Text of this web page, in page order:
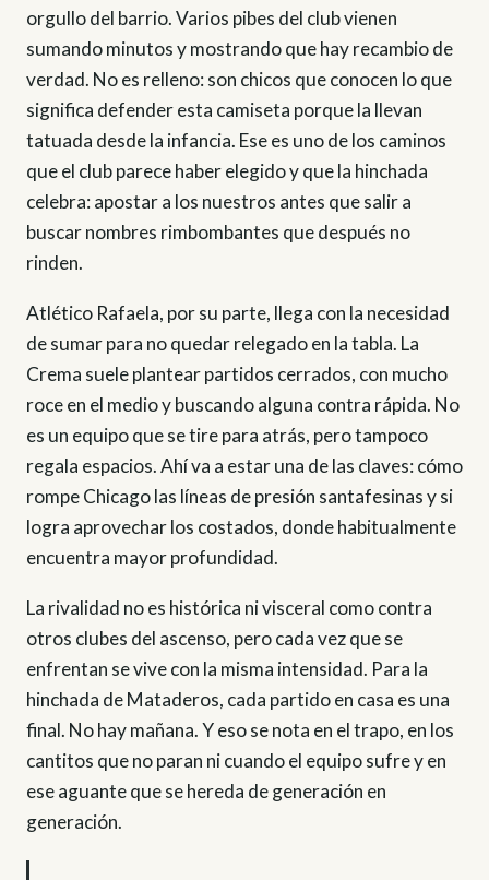
orgullo del barrio. Varios pibes del club vienen
sumando minutos y mostrando que hay recambio de
verdad. No es relleno: son chicos que conocen lo que
significa defender esta camiseta porque la llevan
tatuada desde la infancia. Ese es uno de los caminos
que el club parece haber elegido y que la hinchada
celebra: apostar a los nuestros antes que salir a
buscar nombres rimbombantes que después no
rinden.
Atlético Rafaela, por su parte, llega con la necesidad
de sumar para no quedar relegado en la tabla. La
Crema suele plantear partidos cerrados, con mucho
roce en el medio y buscando alguna contra rápida. No
es un equipo que se tire para atrás, pero tampoco
regala espacios. Ahí va a estar una de las claves: cómo
rompe Chicago las líneas de presión santafesinas y si
logra aprovechar los costados, donde habitualmente
encuentra mayor profundidad.
La rivalidad no es histórica ni visceral como contra
otros clubes del ascenso, pero cada vez que se
enfrentan se vive con la misma intensidad. Para la
hinchada de Mataderos, cada partido en casa es una
final. No hay mañana. Y eso se nota en el trapo, en los
cantitos que no paran ni cuando el equipo sufre y en
ese aguante que se hereda de generación en
generación.